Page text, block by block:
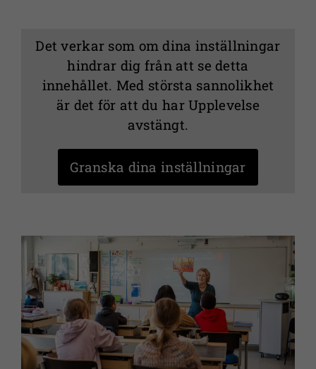
Det verkar som om dina inställningar
hindrar dig från att se detta
innehållet. Med största sannolikhet
är det för att du har Upplevelse
avstängt.
Granska dina inställningar